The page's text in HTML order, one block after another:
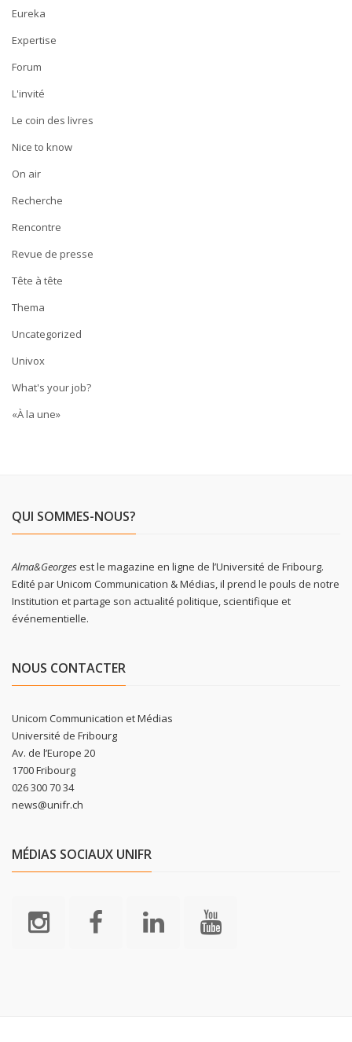
Eureka
Expertise
Forum
L'invité
Le coin des livres
Nice to know
On air
Recherche
Rencontre
Revue de presse
Tête à tête
Thema
Uncategorized
Univox
What's your job?
«À la une»
QUI SOMMES-NOUS?
Alma&Georgesest le magazine en ligne de l’Université de Fribourg.
Edité par Unicom Communication & Médias, il prend le pouls de notre
Institution et partage son actualité politique, scientifique et
événementielle.
NOUS CONTACTER
Unicom Communication et Médias
Université de Fribourg
Av. de l’Europe 20
1700 Fribourg
026 300 70 34
news@unifr.ch
MÉDIAS SOCIAUX UNIFR